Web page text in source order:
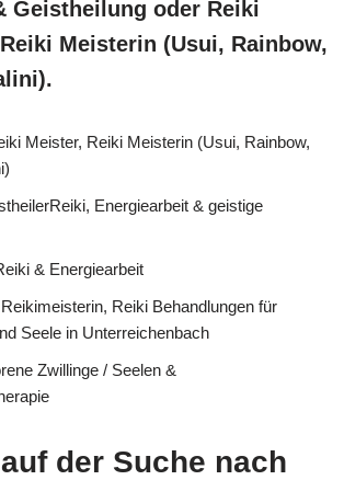
Geistheilung oder Reiki
Meisterin (Usui, Rainbow,
Meister, Reiki Meisterin (Usui, Rainbow,
Energiearbeit & geistige
& Energiearbeit
Reiki Behandlungen für
Seele in Unterreichenbach
Zwillinge / Seelen &
der Suche nach